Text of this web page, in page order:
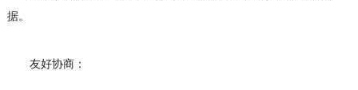
据。
友好协商：